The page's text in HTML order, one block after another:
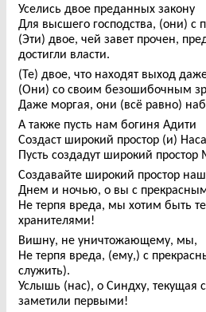
Уселись двое преданных закону
Для высшего господства, (они) с
(Эти) двое, чей завет прочен,
достигли власти.
(Те) двое, что находят выход
(Они) со своим безошибочным
Даже моргая, они (всё равно)
А также пусть нам богиня Адити
Создаст широкий простор (и)
Пусть создадут широкий
Создавайте широкий простор
Днем и ночью, о вы с
Не терпя вреда, мы хотим быть
хранителями!
Вишну, не уничтожающему, мы,
Не терпя вреда, (ему,) с
служить).
Услышь (нас), о Синдху, текущая
заметили первыми!